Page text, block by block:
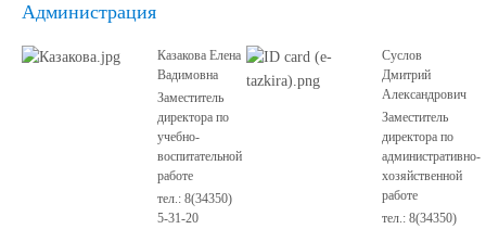
Администрация
Казакова Елена
Вадимовна
Заместитель
директора по
учебно-
воспитательной
работе
тел.: 8(34350)
5-31-20
Суслов
Дмитрий
Александрович
Заместитель
директора по
административно-
хозяйственной
работе
тел.: 8(34350)